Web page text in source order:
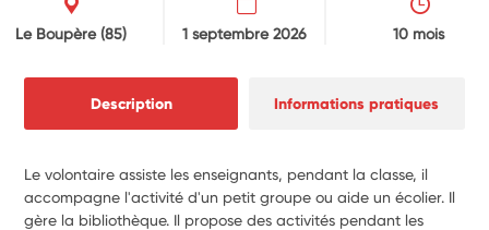
Le Boupère(85) 1 septembre 2026 10 mois
Description Informations pratiques
Le volontaire assiste les enseignants, pendant la classe, il
accompagne l'activité d'un petit groupe ou aide un écolier. Il
gère la bibliothèque. Il propose des activités pendant les